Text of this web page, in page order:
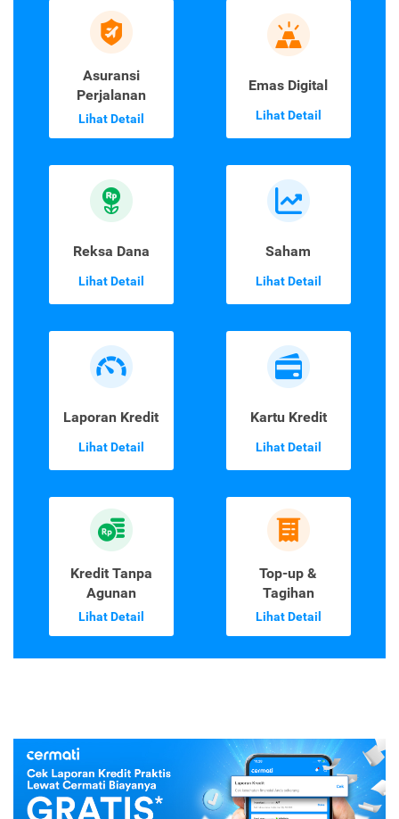
Asuransi
Perjalanan
Lihat Detail
Emas Digital
Lihat Detail
Reksa Dana
Lihat Detail
Saham
Lihat Detail
Laporan Kredit
Lihat Detail
Kartu Kredit
Lihat Detail
Kredit Tanpa
Agunan
Lihat Detail
Top-up &
Tagihan
Lihat Detail